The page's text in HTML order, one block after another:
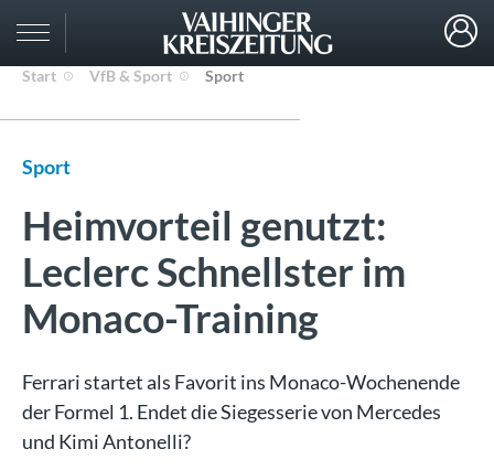
Start VfB & Sport Sport
Sport
Heimvorteil genutzt:
Leclerc Schnellster im
Monaco-Training
Ferrari startet als Favorit ins Monaco-Wochenende
der Formel 1. Endet die Siegesserie von Mercedes
und Kimi Antonelli?